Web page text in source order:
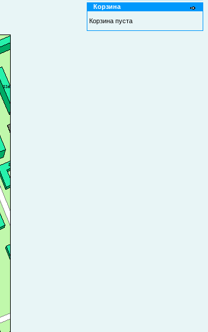
Корзина
Корзина пуста